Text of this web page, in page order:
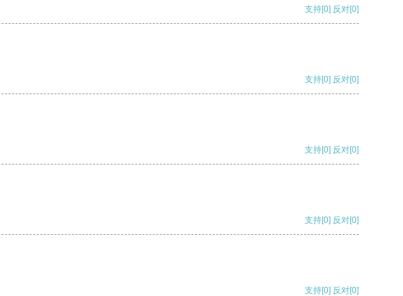
支持[0] 反对[0]
支持[0] 反对[0]
支持[0] 反对[0]
支持[0] 反对[0]
支持[0] 反对[0]